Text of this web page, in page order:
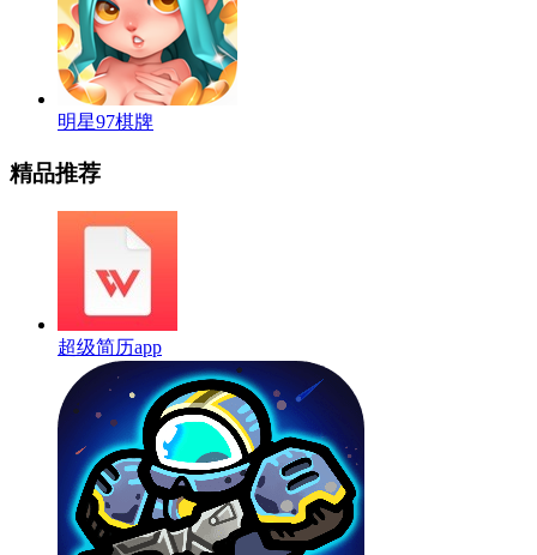
明星97棋牌
精品推荐
超级简历app